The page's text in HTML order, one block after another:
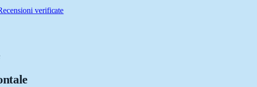
verificate